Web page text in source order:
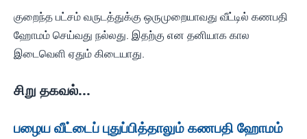
குறைந்த பட்சம் வருடத்துக்கு ஒருமுறையாவது வீட்டில் கணபதி
ஹோமம் செய்வது நல்லது. இதற்கு என தனியாக கால
இடைவெளி ஏதும் கிடையாது.
சிறு தகவல்...
பழைய வீட்டைப் புதுப்பித்தாலும் கணபதி ஹோமம்